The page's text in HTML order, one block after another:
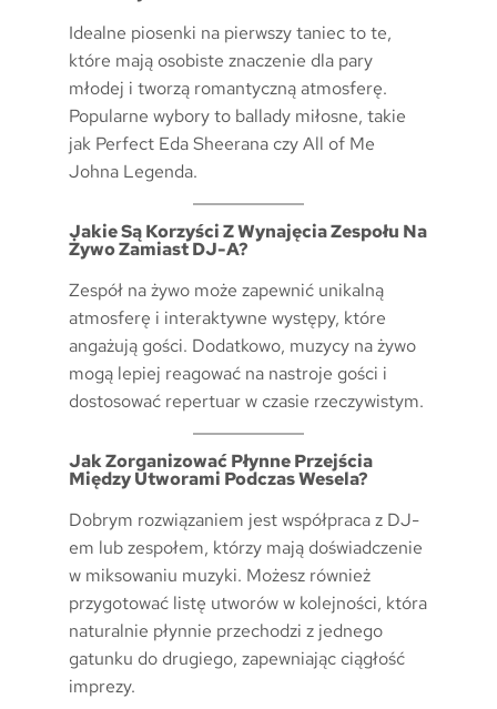
Idealne piosenki na pierwszy taniec to te,
które mają osobiste znaczenie dla pary
młodej i tworzą romantyczną atmosferę.
Popularne wybory to ballady miłosne, takie
jak Perfect Eda Sheerana czy All of Me
Johna Legenda.
Jakie Są Korzyści Z Wynajęcia Zespołu Na
Żywo Zamiast DJ-A?
Zespół na żywo może zapewnić unikalną
atmosferę i interaktywne występy, które
angażują gości. Dodatkowo, muzycy na żywo
mogą lepiej reagować na nastroje gości i
dostosować repertuar w czasie rzeczywistym.
Jak Zorganizować Płynne Przejścia
Między Utworami Podczas Wesela?
Dobrym rozwiązaniem jest współpraca z DJ-
em lub zespołem, którzy mają doświadczenie
w miksowaniu muzyki. Możesz również
przygotować listę utworów w kolejności, która
naturalnie płynnie przechodzi z jednego
gatunku do drugiego, zapewniając ciągłość
imprezy.